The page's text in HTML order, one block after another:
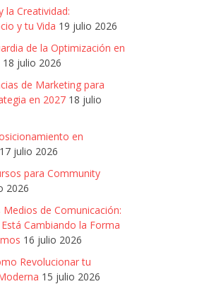
la Creatividad:
y tu Vida 19 julio 2026
de la Optimización en
18 julio 2026
de Marketing para
en 2027 18 julio
en
17 julio 2026
para Community
2026
de Comunicación:
Cambiando la Forma
16 julio 2026
Revolucionar tu
15 julio 2026